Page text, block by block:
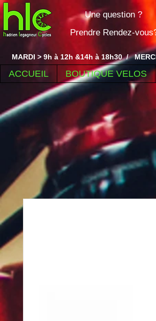
Une question ?
Prendre Rendez-
MARDI > 9h à 12h &14h à 18h30 /
ACCUEIL BOUTIQUE VELOS